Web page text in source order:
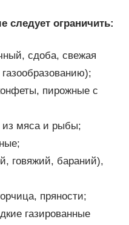
следует ограничить:
сдоба, свежая
пирожные с
из мяса и рыбы;
говяжий, бараний),
пряности;
газированные